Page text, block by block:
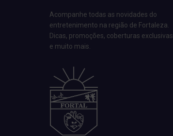
Acompanhe todas as novidades do
entretenimento na região de Fortaleza.
Dicas, promoções, coberturas exclusivas
e muito mais.